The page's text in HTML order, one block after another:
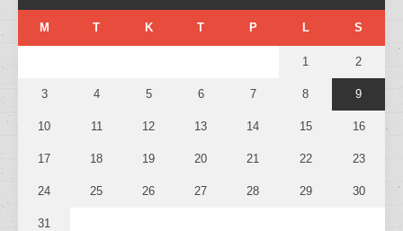
M T K T P L S
1 2
3 4 5 6 7 8 9
10 11 12 13 14 15 16
17 18 19 20 21 22 23
24 25 26 27 28 29 30
31